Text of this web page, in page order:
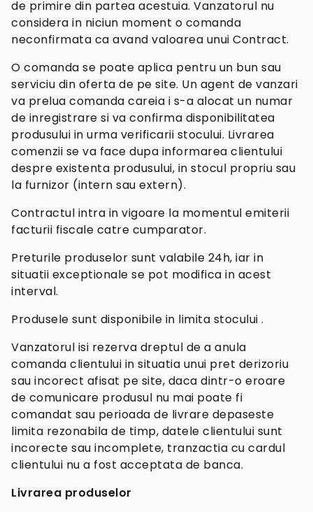
de primire din partea acestuia. Vanzatorul nu
considera in niciun moment o comanda
neconfirmata ca avand valoarea unui Contract.
O comanda se poate aplica pentru un bun sau
serviciu din oferta de pe site. Un agent de vanzari
va prelua comanda careia i s-a alocat un numar
de inregistrare si va confirma disponibilitatea
produsului in urma verificarii stocului. Livrarea
comenzii se va face dupa informarea clientului
despre existenta produsului, in stocul propriu sau
la furnizor (intern sau extern).
Contractul intra in vigoare la momentul emiterii
facturii fiscale catre cumparator.
Preturile produselor sunt valabile 24h, iar in
situatii exceptionale se pot modifica in acest
interval.
Produsele sunt disponibile in limita stocului .
Vanzatorul isi rezerva dreptul de a anula
comanda clientului in situatia unui pret derizoriu
sau incorect afisat pe site, daca dintr-o eroare
de comunicare produsul nu mai poate fi
comandat sau perioada de livrare depaseste
limita rezonabila de timp, datele clientului sunt
incorecte sau incomplete, tranzactia cu cardul
clientului nu a fost acceptata de banca.
Livrarea produselor